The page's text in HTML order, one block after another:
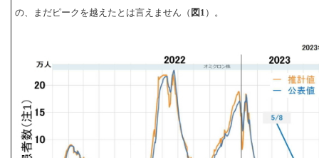
の、まだピークを越えたとは言えません（ 図1 ）。